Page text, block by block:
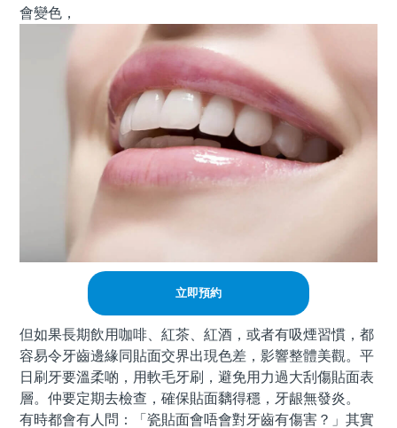
會變色，
立即預約
但如果長期飲用咖啡、紅茶、紅酒，或者有吸煙習慣，都
容易令牙齒邊緣同貼面交界出現色差，影響整體美觀。平
日刷牙要溫柔啲，用軟毛牙刷，避免用力過大刮傷貼面表
層。仲要定期去檢查，確保貼面黐得穩，牙龈無發炎。
有時都會有人問：「瓷貼面會唔會對牙齒有傷害？」其實